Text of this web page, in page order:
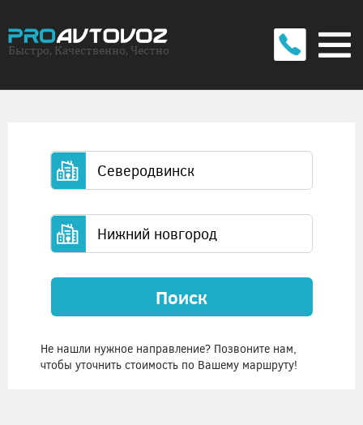
Быстро, Качественно, Честно
Поиск
Не нашли нужное направление? Позвоните нам,
чтобы уточнить стоимость по Вашему маршруту!